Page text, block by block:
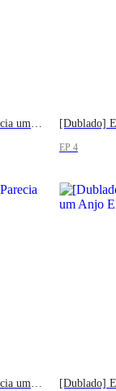
[Dublado] Ela Parecia um Anjo
EP 4
[Dublado] Ela Parecia um Anjo